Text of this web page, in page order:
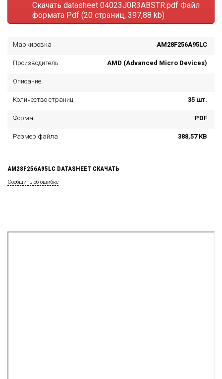
Скачать datasheet 04023J0R3ABSTR.pdf Файл
формата Pdf (20 страниц, 397,88 kb)
Маркировка AM28F256A95LC
Производитель AMD (Advanced Micro Devices)
Описание
Количество страниц 35 шт.
Формат PDF
Размер файла 388,57 KB
AM28F256A95LC DATASHEET СКАЧАТЬ
Сообщить об ошибке